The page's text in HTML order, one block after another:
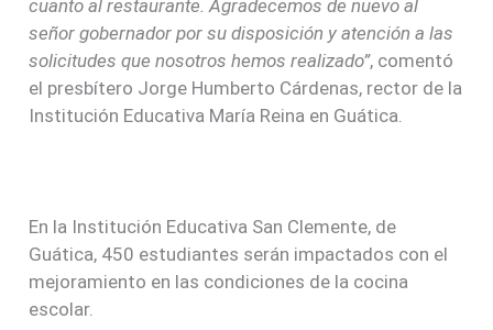
cuanto al restaurante. Agradecemos de nuevo al
señor gobernador por su disposición y atención a las
solicitudes que nosotros hemos realizado”, comentó
el presbítero Jorge Humberto Cárdenas, rector de la
Institución Educativa María Reina en Guática.
En la Institución Educativa San Clemente, de
Guática, 450 estudiantes serán impactados con el
mejoramiento en las condiciones de la cocina
escolar.